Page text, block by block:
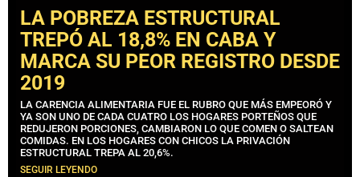
LA POBREZA ESTRUCTURAL
TREPÓ AL 18,8% EN CABA Y
MARCA SU PEOR REGISTRO DESDE
2019
LA CARENCIA ALIMENTARIA FUE EL RUBRO QUE MÁS EMPEORÓ Y
YA SON UNO DE CADA CUATRO LOS HOGARES PORTEÑOS QUE
REDUJERON PORCIONES, CAMBIARON LO QUE COMEN O SALTEAN
COMIDAS. EN LOS HOGARES CON CHICOS LA PRIVACIÓN
ESTRUCTURAL TREPA AL 20,6%.
SEGUIR LEYENDO